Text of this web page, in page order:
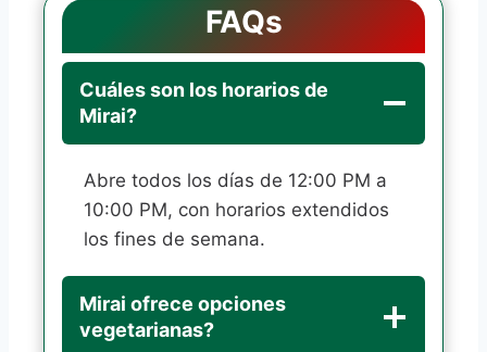
FAQs
Cuáles son los horarios de
Mirai?
Abre todos los días de 12:00 PM a
10:00 PM, con horarios extendidos
los fines de semana.
Mirai ofrece opciones
vegetarianas?